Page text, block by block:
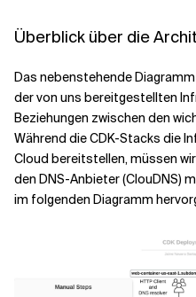
Überblick über die
Das nebenstehende
der von uns bereitgestellten
Beziehungen zwischen den
Während die CDK-Stacks die
Cloud bereitstellen, müssen
den DNS-Anbieter (ClouDNS)
im folgenden Diagramm